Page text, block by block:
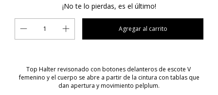
¡No te lo pierdas, es el último!
Top Halter revisonado con botones delanteros de escote V
femenino y el cuerpo se abre a partir de la cintura con tablas que
dan apertura y movimiento pelplum.